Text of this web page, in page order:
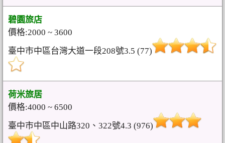
碧園旅店
價格:2000 ~ 3600
臺中市中區台灣大道一段208號3.5 (77)
荷米旅居
價格:4000 ~ 6500
臺中市中區中山路320、322號4.3 (976)